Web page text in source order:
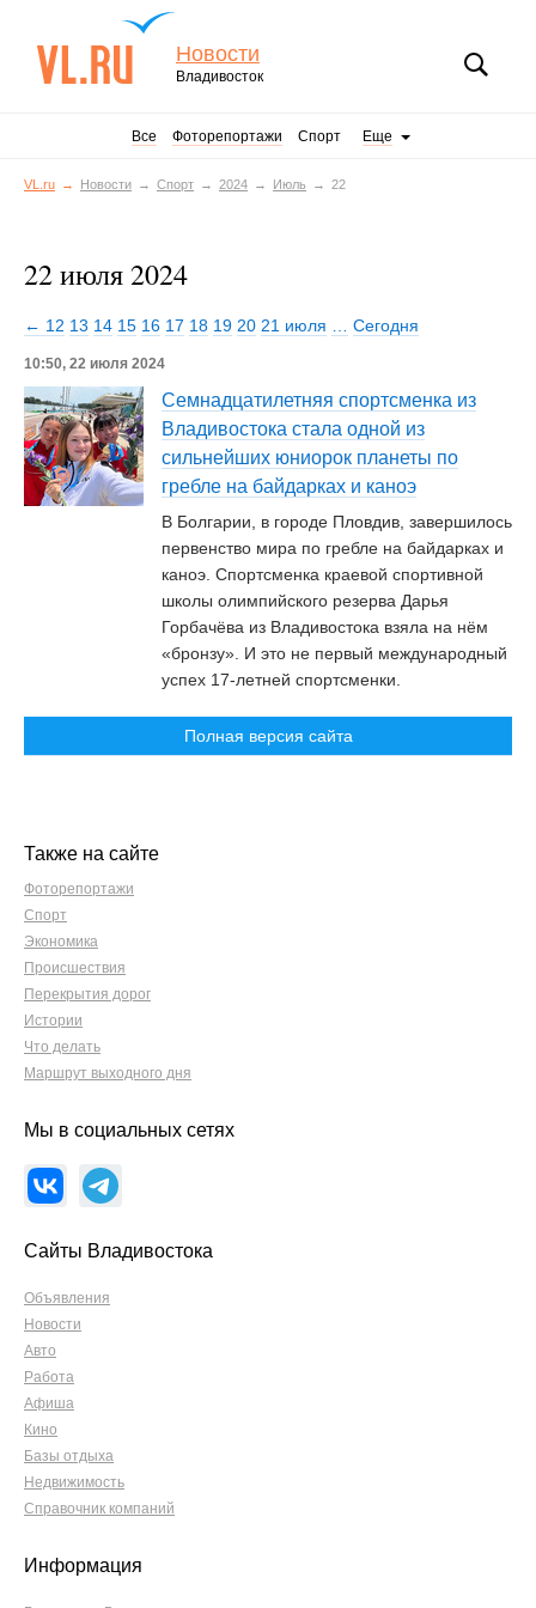
Новости
Владивосток
Все Фоторепортажи Спорт Еще
VL.ru Новости Спорт 2024 Июль 22
22 июля 2024
← 12 13 14 15 16 17 18 19 20 21 июля Сегодня
10:50, 22 июля 2024
Семнадцатилетняя спортсменка из
Владивостока стала одной из
сильнейших юниорок планеты по
гребле на байдарках и каноэ
В Болгарии, в городе Пловдив, завершилось
первенство мира по гребле на байдарках и
каноэ. Спортсменка краевой спортивной
школы олимпийского резерва Дарья
Горбачёва из Владивостока взяла на нём
«бронзу». И это не первый международный
успех 17-летней спортсменки.
Полная версия сайта
Также на сайте
Фоторепортажи
Спорт
Экономика
Происшествия
Перекрытия дорог
Истории
Что делать
Маршрут выходного дня
Мы в социальных сетях
Сайты Владивостока
Объявления
Новости
Авто
Работа
Афиша
Кино
Базы отдыха
Недвижимость
Справочник компаний
Информация